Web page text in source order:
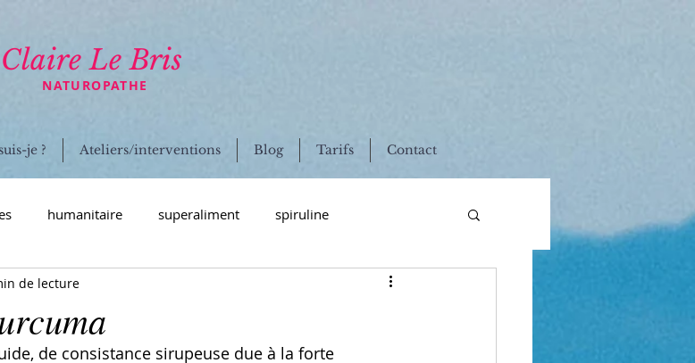
NATUROPATHE
Claire Le Bris
je ? Ateliers/interventions Blog Tarifs Contact
humanitaire superaliment spiruline
culture spiruline
coronavirus immunité maladie
de lecture
de consistance sirupeuse due à la forte